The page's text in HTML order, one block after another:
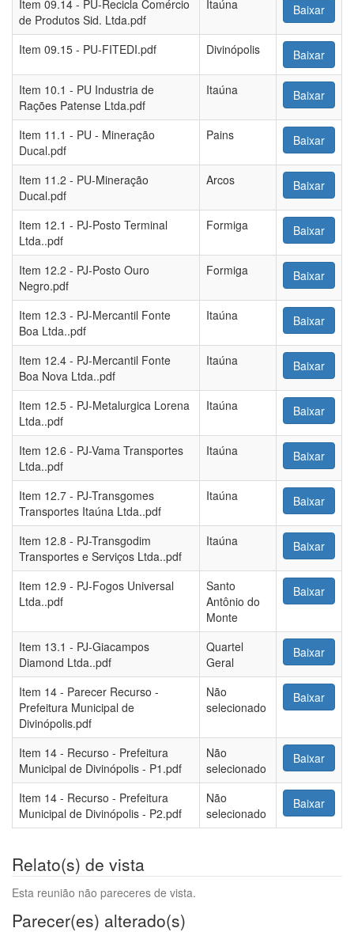
Item 09.14 - PU-Recicla Comércio
de Produtos Sid. Ltda.pdf
Itaúna Baixar
Item 09.15 - PU-FITEDI.pdf Divinópolis Baixar
Item 10.1 - PU Industria de
Rações Patense Ltda.pdf
Itaúna Baixar
Item 11.1 - PU - Mineração
Ducal.pdf
Pains Baixar
Item 11.2 - PU-Mineração
Ducal.pdf
Arcos Baixar
Item 12.1 - PJ-Posto Terminal
Ltda..pdf
Formiga Baixar
Item 12.2 - PJ-Posto Ouro
Negro.pdf
Formiga Baixar
Item 12.3 - PJ-Mercantil Fonte
Boa Ltda..pdf
Itaúna Baixar
Item 12.4 - PJ-Mercantil Fonte
Boa Nova Ltda..pdf
Itaúna Baixar
Item 12.5 - PJ-Metalurgica Lorena
Ltda..pdf
Itaúna Baixar
Item 12.6 - PJ-Vama Transportes
Ltda..pdf
Itaúna Baixar
Item 12.7 - PJ-Transgomes
Transportes Itaúna Ltda..pdf
Itaúna Baixar
Item 12.8 - PJ-Transgodim
Transportes e Serviços Ltda..pdf
Itaúna Baixar
Item 12.9 - PJ-Fogos Universal
Ltda..pdf
Santo
Antônio do
Monte
Baixar
Item 13.1 - PJ-Giacampos
Diamond Ltda..pdf
Quartel
Geral
Baixar
Item 14 - Parecer Recurso -
Prefeitura Municipal de
Divinópolis.pdf
Não
selecionado
Baixar
Item 14 - Recurso - Prefeitura
Municipal de Divinópolis - P1.pdf
Não
selecionado
Baixar
Item 14 - Recurso - Prefeitura
Municipal de Divinópolis - P2.pdf
Não
selecionado
Baixar
Relato(s) de vista
Esta reunião não pareceres de vista.
Parecer(es) alterado(s)